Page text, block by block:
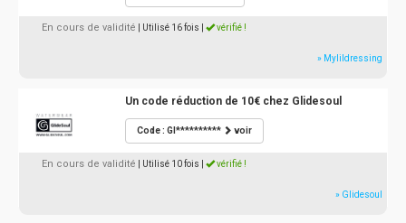
En cours de validité | Utilisé 16 fois vérifié !
» Mylildressing
Un code réduction de 10€ chez Glidesoul
Code : GI********** voir
En cours de validité | Utilisé 10 fois vérifié !
» Glidesoul